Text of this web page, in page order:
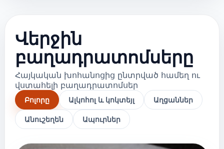
Վերջին
բաղադրատոմսերը
Հայկական խոհանոցից ընտրված համեղ ու
վստահելի բաղադրատոմսեր
Բոլորը Ալկոհոլ և կոկտեյլ Աղցաններ
Անուշեղեն Ապուրներ